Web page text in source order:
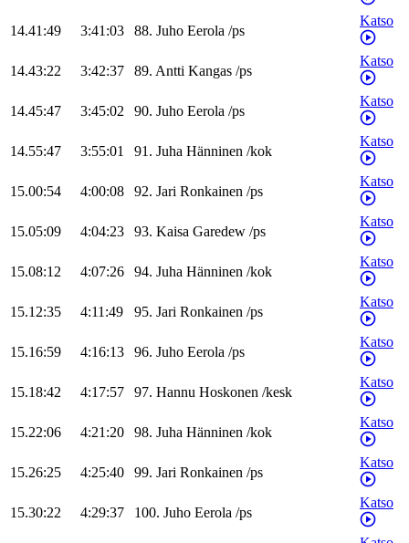
14.41:49 3:41:03 88. Juho Eerola /ps
Katso
14.43:22 3:42:37 89. Antti Kangas /ps
Katso
14.45:47 3:45:02 90. Juho Eerola /ps
Katso
14.55:47 3:55:01 91. Juha Hänninen /kok
Katso
15.00:54 4:00:08 92. Jari Ronkainen /ps
Katso
15.05:09 4:04:23 93. Kaisa Garedew /ps
Katso
15.08:12 4:07:26 94. Juha Hänninen /kok
Katso
15.12:35 4:11:49 95. Jari Ronkainen /ps
Katso
15.16:59 4:16:13 96. Juho Eerola /ps
Katso
15.18:42 4:17:57 97. Hannu Hoskonen /kesk
Katso
15.22:06 4:21:20 98. Juha Hänninen /kok
Katso
15.26:25 4:25:40 99. Jari Ronkainen /ps
Katso
15.30:22 4:29:37 100. Juho Eerola /ps
Katso